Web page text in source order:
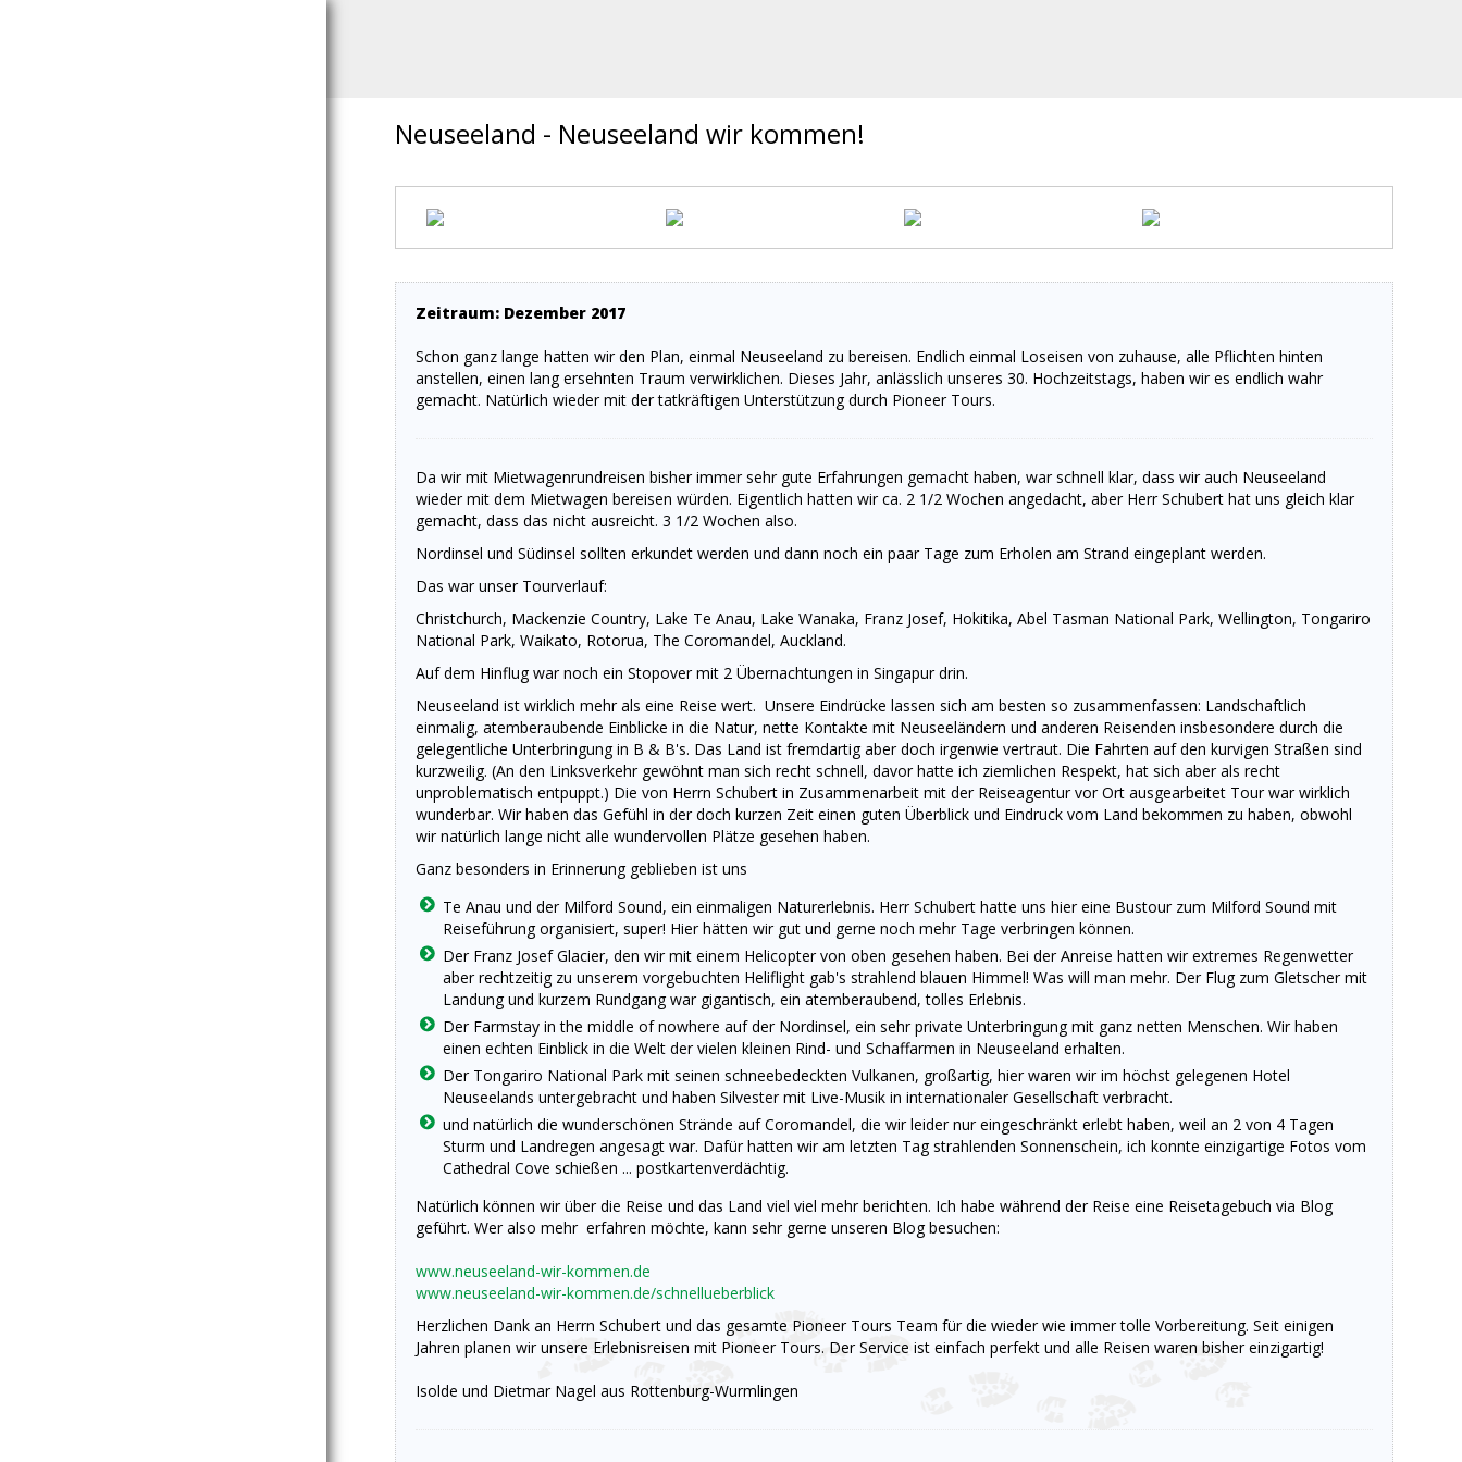
Neuseeland - Neuseeland wir kommen!
Zeitraum: Dezember 2017
Schon ganz lange hatten wir den Plan, einmal Neuseeland zu bereisen. Endlich einmal Loseisen von zuhause, alle Pflichten hinten
anstellen, einen lang ersehnten Traum verwirklichen. Dieses Jahr, anlässlich unseres 30. Hochzeitstags, haben wir es endlich wahr
gemacht. Natürlich wieder mit der tatkräftigen Unterstützung durch Pioneer Tours.
Da wir mit Mietwagenrundreisen bisher immer sehr gute Erfahrungen gemacht haben, war schnell klar, dass wir auch Neuseeland
wieder mit dem Mietwagen bereisen würden. Eigentlich hatten wir ca. 2 1/2 Wochen angedacht, aber Herr Schubert hat uns gleich klar
gemacht, dass das nicht ausreicht. 3 1/2 Wochen also.
Nordinsel und Südinsel sollten erkundet werden und dann noch ein paar Tage zum Erholen am Strand eingeplant werden.
Das war unser Tourverlauf:
Christchurch, Mackenzie Country, Lake Te Anau, Lake Wanaka, Franz Josef, Hokitika, Abel Tasman National Park, Wellington, Tongariro
National Park, Waikato, Rotorua, The Coromandel, Auckland.
Auf dem Hinflug war noch ein Stopover mit 2 Übernachtungen in Singapur drin.
Neuseeland ist wirklich mehr als eine Reise wert. Unsere Eindrücke lassen sich am besten so zusammenfassen: Landschaftlich
einmalig, atemberaubende Einblicke in die Natur, nette Kontakte mit Neuseeländern und anderen Reisenden insbesondere durch die
gelegentliche Unterbringung in B & B's. Das Land ist fremdartig aber doch irgenwie vertraut. Die Fahrten auf den kurvigen Straßen sind
kurzweilig. (An den Linksverkehr gewöhnt man sich recht schnell, davor hatte ich ziemlichen Respekt, hat sich aber als recht
unproblematisch entpuppt.) Die von Herrn Schubert in Zusammenarbeit mit der Reiseagentur vor Ort ausgearbeitet Tour war wirklich
wunderbar. Wir haben das Gefühl in der doch kurzen Zeit einen guten Überblick und Eindruck vom Land bekommen zu haben, obwohl
wir natürlich lange nicht alle wundervollen Plätze gesehen haben.
Ganz besonders in Erinnerung geblieben ist uns
Te Anau und der Milford Sound, ein einmaligen Naturerlebnis. Herr Schubert hatte uns hier eine Bustour zum Milford Sound mit
Reiseführung organisiert, super! Hier hätten wir gut und gerne noch mehr Tage verbringen können.
Der Franz Josef Glacier, den wir mit einem Helicopter von oben gesehen haben. Bei der Anreise hatten wir extremes Regenwetter
aber rechtzeitig zu unserem vorgebuchten Heliflight gab's strahlend blauen Himmel! Was will man mehr. Der Flug zum Gletscher mit
Landung und kurzem Rundgang war gigantisch, ein atemberaubend, tolles Erlebnis.
Der Farmstay in the middle of nowhere auf der Nordinsel, ein sehr private Unterbringung mit ganz netten Menschen. Wir haben
einen echten Einblick in die Welt der vielen kleinen Rind- und Schaffarmen in Neuseeland erhalten.
Der Tongariro National Park mit seinen schneebedeckten Vulkanen, großartig, hier waren wir im höchst gelegenen Hotel
Neuseelands untergebracht und haben Silvester mit Live-Musik in internationaler Gesellschaft verbracht.
und natürlich die wunderschönen Strände auf Coromandel, die wir leider nur eingeschränkt erlebt haben, weil an 2 von 4 Tagen
Sturm und Landregen angesagt war. Dafür hatten wir am letzten Tag strahlenden Sonnenschein, ich konnte einzigartige Fotos vom
Cathedral Cove schießen ... postkartenverdächtig.
Natürlich können wir über die Reise und das Land viel viel mehr berichten. Ich habe während der Reise eine Reisetagebuch via Blog
geführt. Wer also mehr erfahren möchte, kann sehr gerne unseren Blog besuchen:
www.neuseeland-wir-kommen.de
www.neuseeland-wir-kommen.de/schnellueberblick
Herzlichen Dank an Herrn Schubert und das gesamte Pioneer Tours Team für die wieder wie immer tolle Vorbereitung. Seit einigen
Jahren planen wir unsere Erlebnisreisen mit Pioneer Tours. Der Service ist einfach perfekt und alle Reisen waren bisher einzigartig!
Isolde und Dietmar Nagel aus Rottenburg-Wurmlingen